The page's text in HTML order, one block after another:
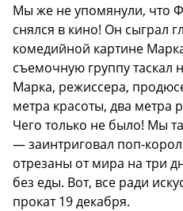
Мы же не упомянули, что
снялся в кино! Он сыграл
комедийной картине
съемочную группу таскал
Марка, режиссера,
метра красоты, два метра
Чего только не было! Мы
— заинтриговал поп-
отрезаны от мира на три
без еды. Вот, все ради
прокат 19 декабря.